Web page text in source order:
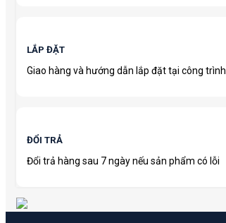
LẮP ĐẶT
Giao hàng và hướng dẫn lắp đặt tại công trình
ĐỔI TRẢ
Đổi trả hàng sau 7 ngày nếu sản phẩm có lỗi